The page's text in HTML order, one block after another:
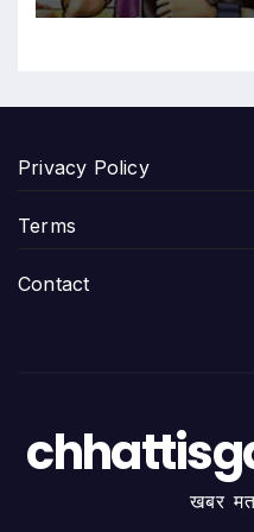
Privacy Policy
Terms
Contact
खबर